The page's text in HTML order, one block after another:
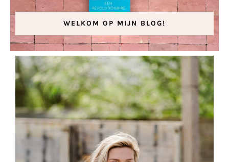
Brain Energy
22 november 2023
WELKOM OP MIJN BLOG!